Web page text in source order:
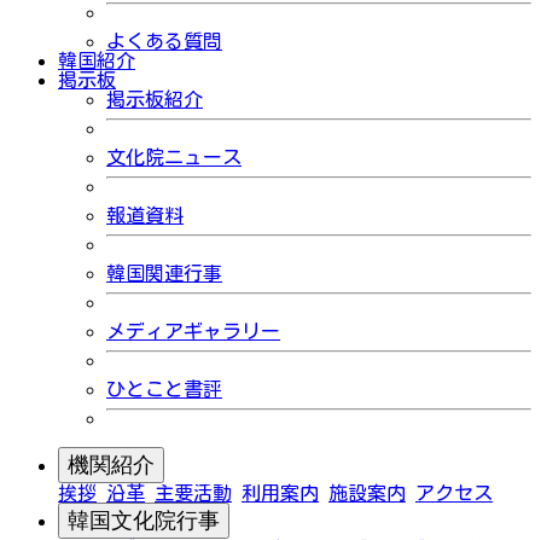
よくある質問
韓国紹介
掲示板
掲示板紹介
文化院ニュース
報道資料
韓国関連行事
メディアギャラリー
ひとこと書評
機関紹介
挨拶 沿革 主要活動 利用案内 施設案内 アクセス
韓国文化院行事